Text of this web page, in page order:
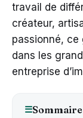
travail de
créateur,
passionné, ce
dans les
entreprise
☰Sommaire